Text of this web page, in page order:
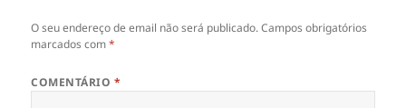
O seu endereço de email não será publicado. Campos obrigatórios
marcados com*
COMENTÁRIO *